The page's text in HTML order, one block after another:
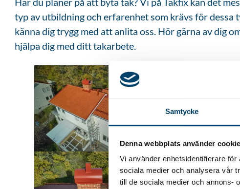
Samtycke
Denna webbplats använder
Vi använder enhetsidentifierare
sociala medier och analysera vår
till de sociala medier och annons-
typ av utbildning och erfarenhet som krävs för dessa
känna dig trygg med att anlita oss. Hör gärna av dig
hjälpa dig med ditt takarbete.